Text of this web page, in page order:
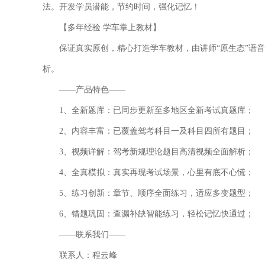
法。开发学员潜能，节约时间，强化记忆！
【多年经验 学车掌上教材】
保证真实原创，精心打造学车教材，由讲师“原生态”语
析。
――产品特色――
1、全新题库：已同步更新至多地区全新考试真题库；
2、内容丰富：已覆盖驾考科目一及科目四所有题目；
3、视频详解：驾考新规理论题目高清视频全面解析；
4、全真模拟：真实再现考试场景，心里有底不心慌；
5、练习创新：章节、顺序全面练习，适应多变题型；
6、错题巩固：查漏补缺智能练习，轻松记忆快通过；
――联系我们――
联系人：程云峰